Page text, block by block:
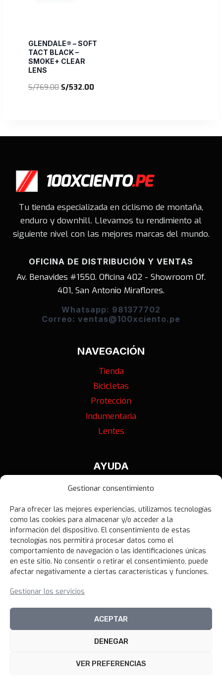
Gestionar consentimiento
Para ofrecer las mejores experiencias, utilizamos tecnologías
como las cookies para almacenar y/o acceder a la
información del dispositivo. El consentimiento de estas
tecnologías nos permitirá procesar datos como el
comportamiento de navegación o las identificaciones únicas
en este sitio. No consentir o retirar el consentimiento, puede
afectar negativamente a ciertas características y funciones.
Gestionar los servicios
ACEPTAR
DENEGAR
VER PREFERENCIAS
GLENDALE® – SOFT
TACT BLACK –
SMOKE+ CLEAR
LENS
S/769.00 El
S/532.00El
Tu tienda especializada en ciclismo de montaña,
enduro y downhill. Llevamos tu rendimiento al
siguiente nivel con las mejores marcas del mundo.
OFICINA DE DISTRIBUCIÓN Y VENTAS
Av. Benavides #1550. Oficina 402 - Showroom Of.
401, San Antonio Miraflores.
Whatsapp: 981377702
Correo: ventas@100xciento.pe
NAVEGACIÓN
Tienda
Bicicletas
Protección
Indumentaria
Lentes
AYUDA
Contáctanos
Política de Privacidad
Política de Devoluciones
Libro de Reclamaciones
© 2026 100xciento Perú